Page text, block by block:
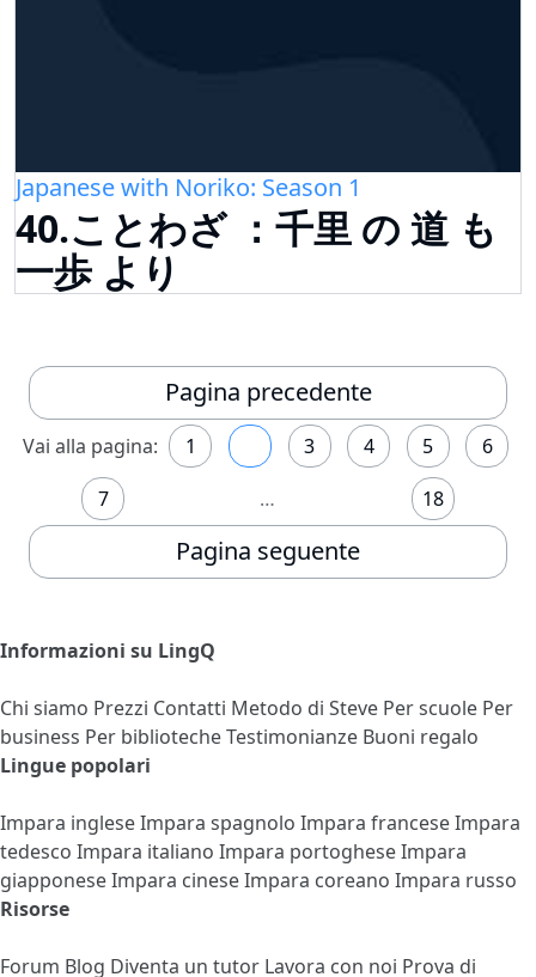
Japanese with Noriko: Season 1
40.ことわざ ：千里 の 道 も
一歩 より
Pagina precedente
Vai alla pagina: 1 3 4 5
6
7
… 18
Pagina seguente
Informazioni su LingQ
Chi siamo Prezzi Contatti Metodo di Steve Per scuole Per
business Per bibliotecheTestimonianze Buoni regalo
Lingue popolari
Impara ingleseImpara spagnolo Impara franceseImpara
tedesco Impara italiano Impara portogheseImpara
giapponeseImpara cineseImpara coreano Impara russo
Risorse
Forum Blog Diventa un tutor Lavora con noi Prova di